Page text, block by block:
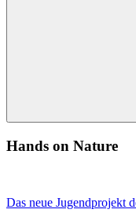
Hands on Nature
Das neue Jugendprojekt